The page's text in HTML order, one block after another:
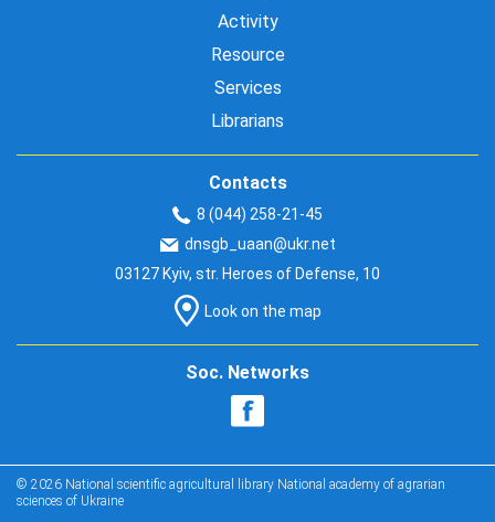
Activity
Resource
Services
Librarians
Contacts
8 (044) 258-21-45
dnsgb_uaan@ukr.net
03127 Kyiv, str. Heroes of Defense, 10
Look on the map
Soc. Networks
© 2026 National scientific agricultural library National academy of agrarian
sciences of Ukraine